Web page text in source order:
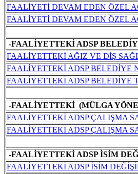
FAALİYETİ DEVAM EDEN ÖZEL
FAALİYETİ DEVAM EDEN ÖZEL
-FAALİYETTEKİ ADSP
FAALİYETTEKİ AĞIZ VE DİŞ
FAALİYETTEKİ ADSP BELEDİYE
FAALİYETTEKİ ADSP BELEDİYE
-FAALİYETTEKİ (MÜLGA
FAALİYETTEKİ ADSP ÇALIŞMA
FAALİYETTEKİ ADSP ÇALIŞMA
-FAALİYETTEKİ ADSP İSİM
FAALİYETTEKİ ADSP İSİM